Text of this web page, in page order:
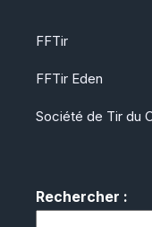
FFTir
FFTir Eden
Société de Tir du
Rechercher :